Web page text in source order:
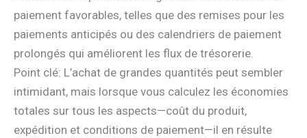
paiement favorables, telles que des remises pour les
paiements anticipés ou des calendriers de paiement
prolongés qui améliorent les flux de trésorerie.
Point clé: L’achat de grandes quantités peut sembler
intimidant, mais lorsque vous calculez les économies
totales sur tous les aspects—coût du produit,
expédition et conditions de paiement—il en résulte